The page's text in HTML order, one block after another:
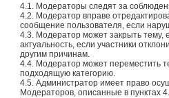
4.1. Модераторы следят за
4.2. Модератор вправе
сообщение пользователя, если
4.3. Модератор может закрыть тему,
актуальность, если участники
другим причинам.
4.4. Модератор может переместить
подходящую категорию.
4.5. Администратор имеет право
Модераторов, описанные в пунктах